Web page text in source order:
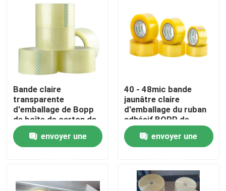
Maison
Au sujet de nous
Bande claire
transparente
d'emballage de Bopp
de boîte de carton de
paquet clair adhésif
de cachetage
envoyer une
40 - 48mic bande
jaunâtre claire
d'emballage du ruban
adhésif BOPP de
l'épaisseur BOPP
envoyer une